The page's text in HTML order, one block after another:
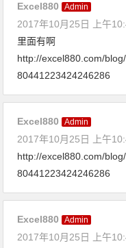
Excel880 Admin
2017年10月25日 上午
里面有啊
http://excel880.com/
80441223424246286
Excel880 Admin
2017年10月25日 上午
http://excel880.com/
80441223424246286
Excel880 Admin
2017年10月25日 上午